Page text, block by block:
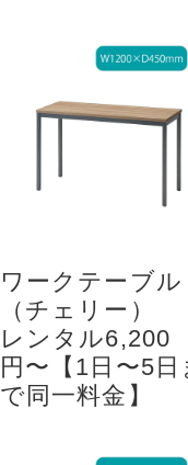
ワークテーブル
（チェリー）
レンタル6,200
円〜【1日〜5日
で同一料金】